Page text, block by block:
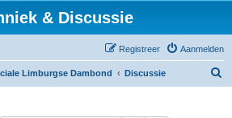
& Discussie
Aanmelden
Registreer
Limburgse Dambond Discussie